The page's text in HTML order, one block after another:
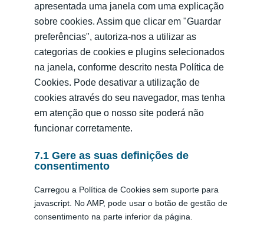
apresentada uma janela com uma explicação
sobre cookies. Assim que clicar em "Guardar
preferências", autoriza-nos a utilizar as
categorias de cookies e plugins selecionados
na janela, conforme descrito nesta Política de
Cookies. Pode desativar a utilização de
cookies através do seu navegador, mas tenha
em atenção que o nosso site poderá não
funcionar corretamente.
7.1 Gere as suas definições de
consentimento
Carregou a Política de Cookies sem suporte para
javascript. No AMP, pode usar o botão de gestão de
consentimento na parte inferior da página.